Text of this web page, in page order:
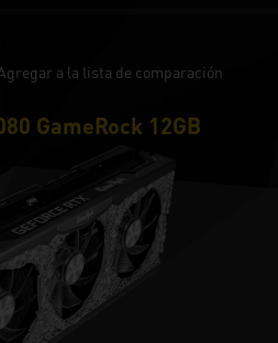
a la lista de comparación
GameRock 12GB